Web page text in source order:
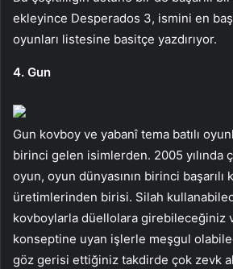
ekleyince Desperados 3, ismini en
oyunları listesine basitçe yazdırıyor.
4. Gun
Gun kovboy ve yabanî tema batılı
birinci gelen isimlerden. 2005 yılında
oyun, oyun dünyasının birinci başarılı
üretimlerinden birisi. Silah
kovboylarla düellolara girebileceğiniz
konseptine uyan işlerle meşgul
göz gerisi ettiğiniz takdirde çok zevk